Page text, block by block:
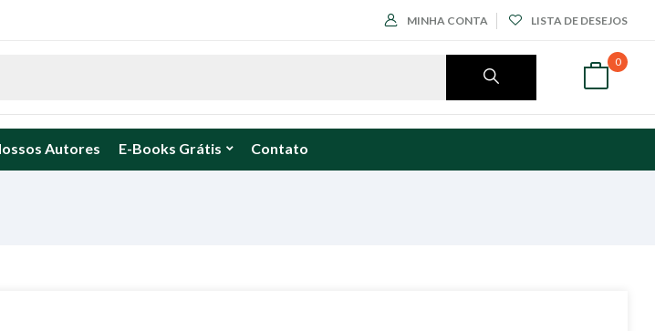
MINHA CONTA LISTA DE DESEJOS
0
Autores E-Books Grátis Contato